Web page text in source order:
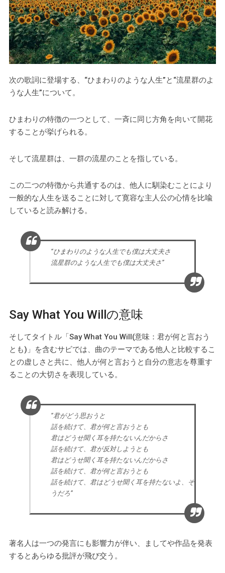
次の歌詞に登場する、“ひまわりのような人生”と“流星群のよ
うな人生”について。
ひまわりの特徴の一つとして、一斉に同じ方角を向いて開花
することが挙げられる。
そして流星群は、一群の流星のことを指している。
この二つの特徴から共通するのは、他人に馴染むことにより
一般的な人生を送ることに対して寛容な主人公の心情を比喩
していると読み解ける。
“ひまわりのような人生でも僕は大丈夫さ
流星群のような人生でも僕は大丈夫さ”
Say What You Willの意味
そしてタイトル「Say What You Will(意味：君が何と言おう
とも)」を含むサビでは、曲のテーマである他人と比較するこ
との虚しさと共に、他人が何と言おうと自分の意志を尊重す
ることの大切さを表現している。
“君がどう思おうと
話を続けて、君が何と言おうとも
君はどうせ聞く耳を持たないんだからさ
話を続けて、君が反対しようとも
君はどうせ聞く耳を持たないんだからさ
話を続けて、君が何と言おうとも
話を続けて、君はどうせ聞く耳を持たないよ、そ
うだろ”
著名人は一つの発言にも影響力が伴い、ましてや作品を発表
するとあらゆる批評が飛び交う。